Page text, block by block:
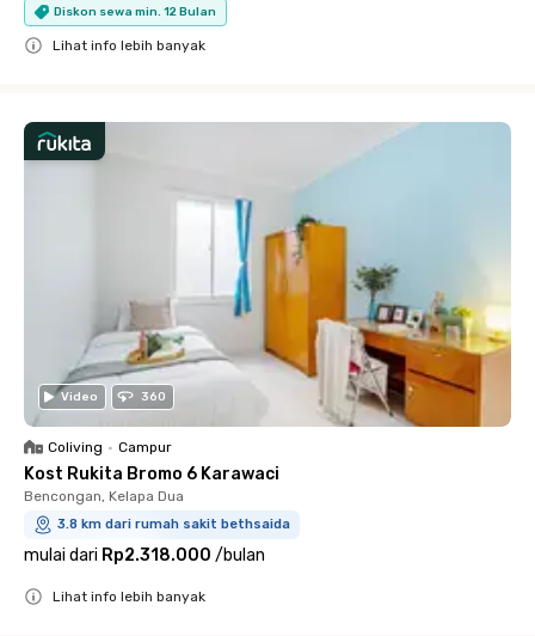
Diskon sewa min. 12 Bulan
Lihat info lebih banyak
Video 360
Coliving • Campur
Kost Rukita Bromo 6 Karawaci
Bencongan, Kelapa Dua
3.8 km dari rumah sakit bethsaida
mulai dari Rp2.318.000 /bulan
Lihat info lebih banyak